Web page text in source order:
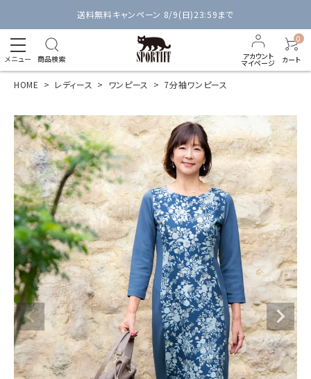
送料無料キャンペーン 8/9(日)23:59まで
メニュー 商品検索 アカウント
マイページ
0
カート
HOME レディース ワンピース 7分袖ワンピース